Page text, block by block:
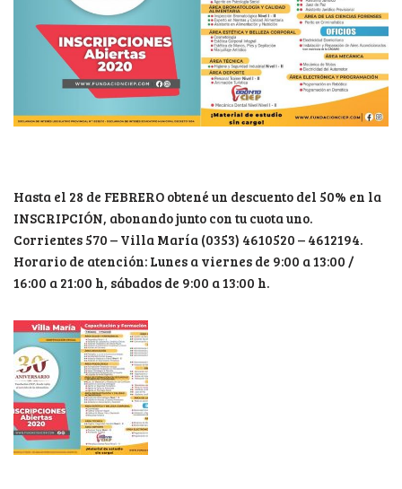
Hasta el 28 de FEBRERO obtené un descuento del 50% en la
INSCRIPCIÓN, abonando junto con tu cuota uno.
Corrientes 570 – Villa María (0353) 4610520 – 4612194.
Horario de atención: Lunes a viernes de 9:00 a 13:00 /
16:00 a 21:00 h, sábados de 9:00 a 13:00 h.